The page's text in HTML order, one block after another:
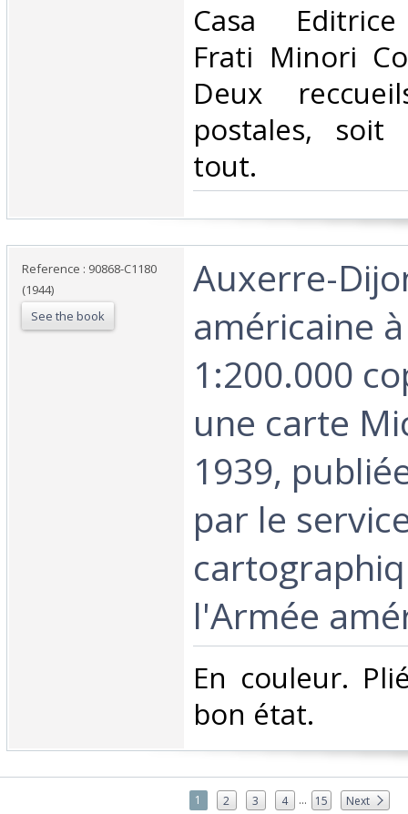
‎Casa
Frati Minori
Deux
postales,
tout. ‎
Reference : 90868-C1180
(1944)
See the book
‎Auxerre-
américaine
1:200.000
une carte
1939,
par le
l'Armée
‎En couleur.
bon état.‎
1 2 3 4 ... 15 Next